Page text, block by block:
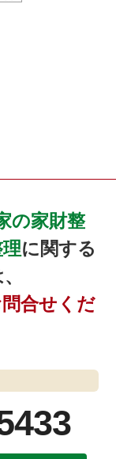
の家財整
に関する
合せくだ